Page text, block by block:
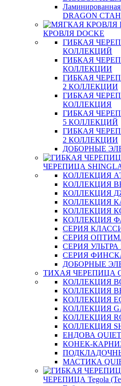
DRAGON
КРОВЛЯ DOCKE
ГИБКАЯ
КОЛЛЕКЦИЙ
ГИБКАЯ
КОЛЛЕКЦИИ
ГИБКАЯ
2 КОЛЛЕКЦИИ
ГИБКАЯ
КОЛЛЕКЦИЯ
ГИБКАЯ
5 КОЛЛЕКЦИЙ
ГИБКАЯ
2 КОЛЛЕКЦИИ
ДОБОРНЫЕ
ЧЕРЕПИЦА
КОЛЛЕКЦИЯ
КОЛЛЕКЦИЯ
КОЛЛЕКЦИЯ
КОЛЛЕКЦИЯ
КОЛЛЕКЦИЯ
КОЛЛЕКЦИЯ
СЕРИЯ
СЕРИЯ
СЕРИЯ
СЕРИЯ
ДОБОРНЫЕ
ТИХАЯ ЧЕРЕПИЦА
КОЛЛЕКЦИЯ
КОЛЛЕКЦИЯ
КОЛЛЕКЦИЯ
КОЛЛЕКЦИЯ
КОЛЛЕКЦИЯ
КОЛЛЕКЦИЯ
ЕНДОВА
КОНЕК-
МАСТИКА
ЧЕРЕПИЦА Tegola